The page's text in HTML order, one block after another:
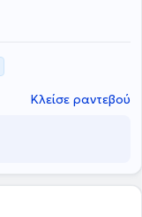
Κλείσε ραντεβού